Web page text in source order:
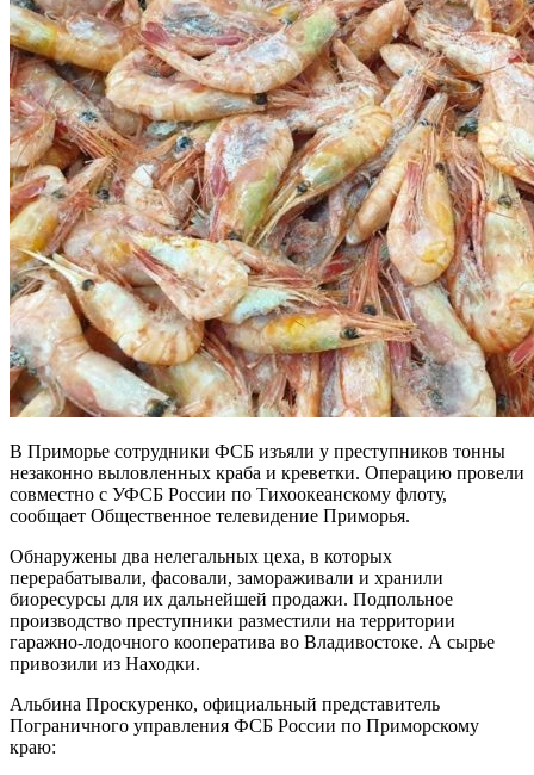
В Приморье сотрудники ФСБ изъяли у преступников тонны
незаконно выловленных краба и креветки. Операцию провели
совместно с УФСБ России по Тихоокеанскому флоту,
сообщает Общественное телевидение Приморья.
Обнаружены два нелегальных цеха, в которых
перерабатывали, фасовали, замораживали и хранили
биоресурсы для их дальнейшей продажи. Подпольное
производство преступники разместили на территории
гаражно-лодочного кооператива во Владивостоке. А сырье
привозили из Находки.
Альбина Проскуренко, официальный представитель
Пограничного управления ФСБ России по Приморскому
краю: